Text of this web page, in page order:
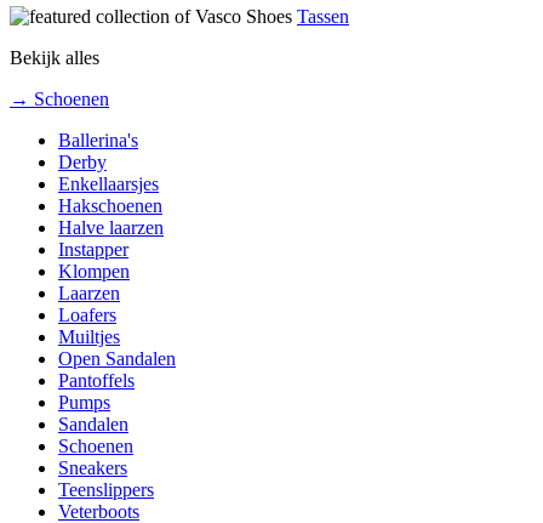
Tassen
Bekijk alles
→ Schoenen
Ballerina's
Derby
Enkellaarsjes
Hakschoenen
Halve laarzen
Instapper
Klompen
Laarzen
Loafers
Muiltjes
Open Sandalen
Pantoffels
Pumps
Sandalen
Schoenen
Sneakers
Teenslippers
Veterboots